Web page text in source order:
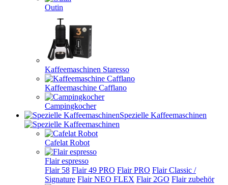
Outin
Kaffeemaschinen Staresso
Kaffeemaschine Cafflano
Campingkocher
Spezielle Kaffeemaschinen
Cafelat Robot
Flair espresso
Flair 58 Flair 49 PRO Flair PRO Flair Classic /
Signature Flair NEO FLEX Flair 2GO Flair zubehör